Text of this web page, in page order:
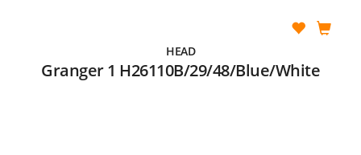
HEAD
Granger 1 H26110B/29/48/Blue/White